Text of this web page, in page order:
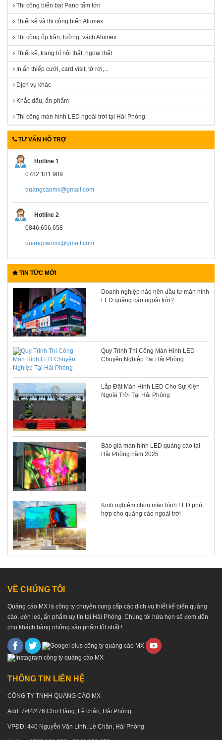
Thi công biển bạt Pano tấm lớn
Thiết kế và thi công biển Alumex
Thi công ốp trần, tường, vách Alumex
Thiết kế, trang trí nội thất, ngoại thất
In ấn thiếp cưới, card visit, tờ rơi,...
Dịch vụ khác
Khắc dấu, ấn phẩm
Thi công màn hình LED ngoài trời tại Hải Phòng
TƯ VẤN HỖ TRỢ
Hotline 1
0782.181.989
quangcaomx@gmail.com
Hotline 2
0846.656.658
quangcaomx@gmail.com
TIN TỨC MỚI
Doanh nghiệp nào nên đầu tư màn hình
LED quảng cáo ngoài trời?
Quy Trình Thi Công Màn Hình LED
Chuyên Nghiệp Tại Hải Phòng
Lắp Đặt Màn Hình LED Cho Sự Kiện
Ngoài Trời Tại Hải Phòng
Báo giá màn hình LED quảng cáo tại
Hải Phòng năm 2025
Kinh nghiệm chọn màn hình LED phù
hợp cho quảng cáo ngoài trời
VỀ CHÚNG TÔI
Quảng cáo MX là công ty chuyên cung cấp các dịch vụ thiết kế biển quảng
cáo, đèn led, ấn phẩm uy tín tại Hải Phòng. Chúng tôi hứa hẹn sẽ đem đến
cho khách hàng những sản phẩm tốt nhất !
THÔNG TIN LIÊN HỆ
CÔNG TY TNHH QUẢNG CÁO MX
Add: 7/44/476 Chợ Hàng, Lê chân, Hải Phòng
VPĐD: 440 Nguyễn Văn Linh, Lê Chân, Hải Phòng